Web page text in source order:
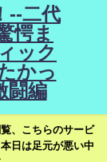
--二代
愕ま
ック
かっ
闘編
、こちらのサービ
日は足元が悪い中